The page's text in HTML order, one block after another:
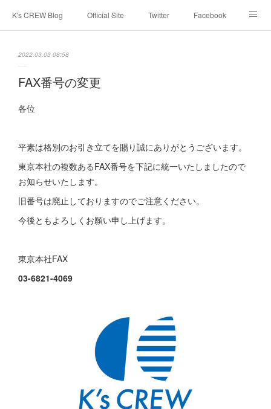
K's CREW Blog Official Site Twitter Facebook
2022.03.03 08:58
FAX番号の変更
各位
平素は格別のお引き立てを賜り誠にありがとうございます。
東京本社の複数あるFAX番号を下記に統一いたしましたので
お知らせいたします。
旧番号は廃止しておりますのでご注意ください。
今後ともよろしくお願い申し上げます。
東京本社FAX
03-6821-4069